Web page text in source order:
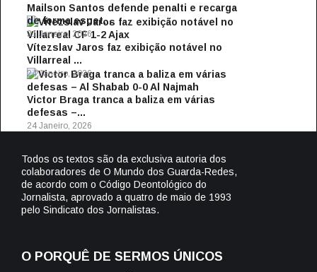
Mailson Santos defende penalti e recarga
de forma espet...
31 Janeiro, 2026
Vítezslav Jaros faz exibição notável no
Villarreal ...
24 Janeiro, 2026
Victor Braga tranca a baliza em várias
defesas –...
24 Janeiro, 2026
Todos os textos são da exclusiva autoria dos
colaboradores de O Mundo dos Guarda-Redes,
de acordo com o Código Deontológico do
Jornalista, aprovado a quatro de maio de 1993
pelo Sindicato dos Jornalistas.
O PORQUÊ DE SERMOS ÚNICOS